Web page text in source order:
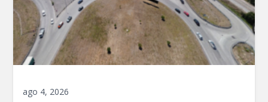
ago 4, 2026